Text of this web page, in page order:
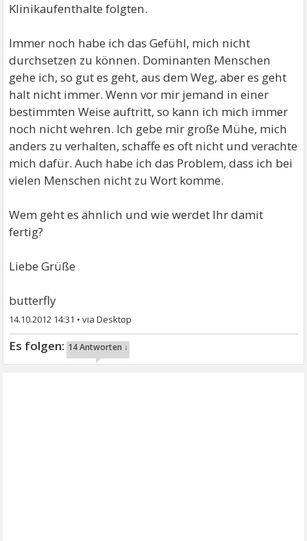
Klinikaufenthalte folgten.
Immer noch habe ich das Gefühl, mich nicht
durchsetzen zu können. Dominanten Menschen
gehe ich, so gut es geht, aus dem Weg, aber es geht
halt nicht immer. Wenn vor mir jemand in einer
bestimmten Weise auftritt, so kann ich mich immer
noch nicht wehren. Ich gebe mir große Mühe, mich
anders zu verhalten, schaffe es oft nicht und verachte
mich dafür. Auch habe ich das Problem, dass ich bei
vielen Menschen nicht zu Wort komme.
Wem geht es ähnlich und wie werdet Ihr damit
fertig?
Liebe Grüße
butterfly
14.10.2012 14:31 •
14 Antworten ↓